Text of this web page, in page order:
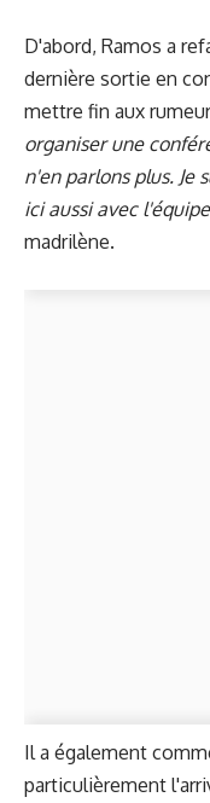
D'abord, Ramos a
dernière sortie en
mettre fin aux
organiser une
n'en parlons plus. Je
ici aussi avec
madrilène.
Il a également
particulièrement